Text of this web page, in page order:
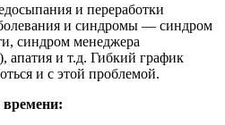
и переработки
и синдромы — синдром
синдром менеджера
апатия и т.д. Гибкий график
и с этой проблемой.
времени: